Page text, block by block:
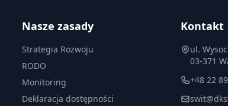
Nasze zasady
Strategia Rozwoju
RODO
Monitoring
Deklaracja dostępności
Kontakt
ul.
03-371
+48 22